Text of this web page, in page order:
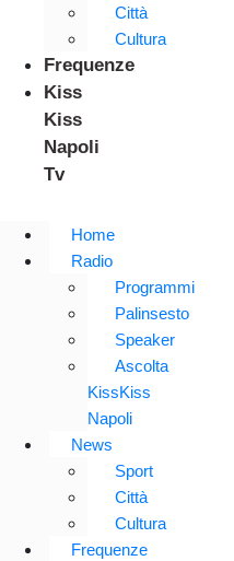
Città
Cultura
Frequenze
Kiss
Kiss
Napoli
Tv
Home
Radio
Programmi
Palinsesto
Speaker
Ascolta
KissKiss
Napoli
News
Sport
Città
Cultura
Frequenze